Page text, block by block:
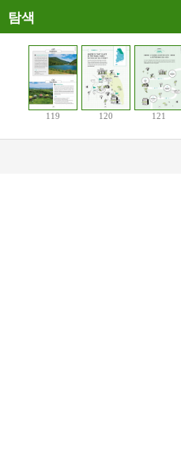
탐색
119 120 121